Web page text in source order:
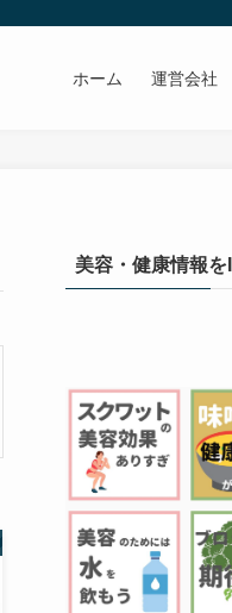
ホーム 運営会社
美容・健康情報